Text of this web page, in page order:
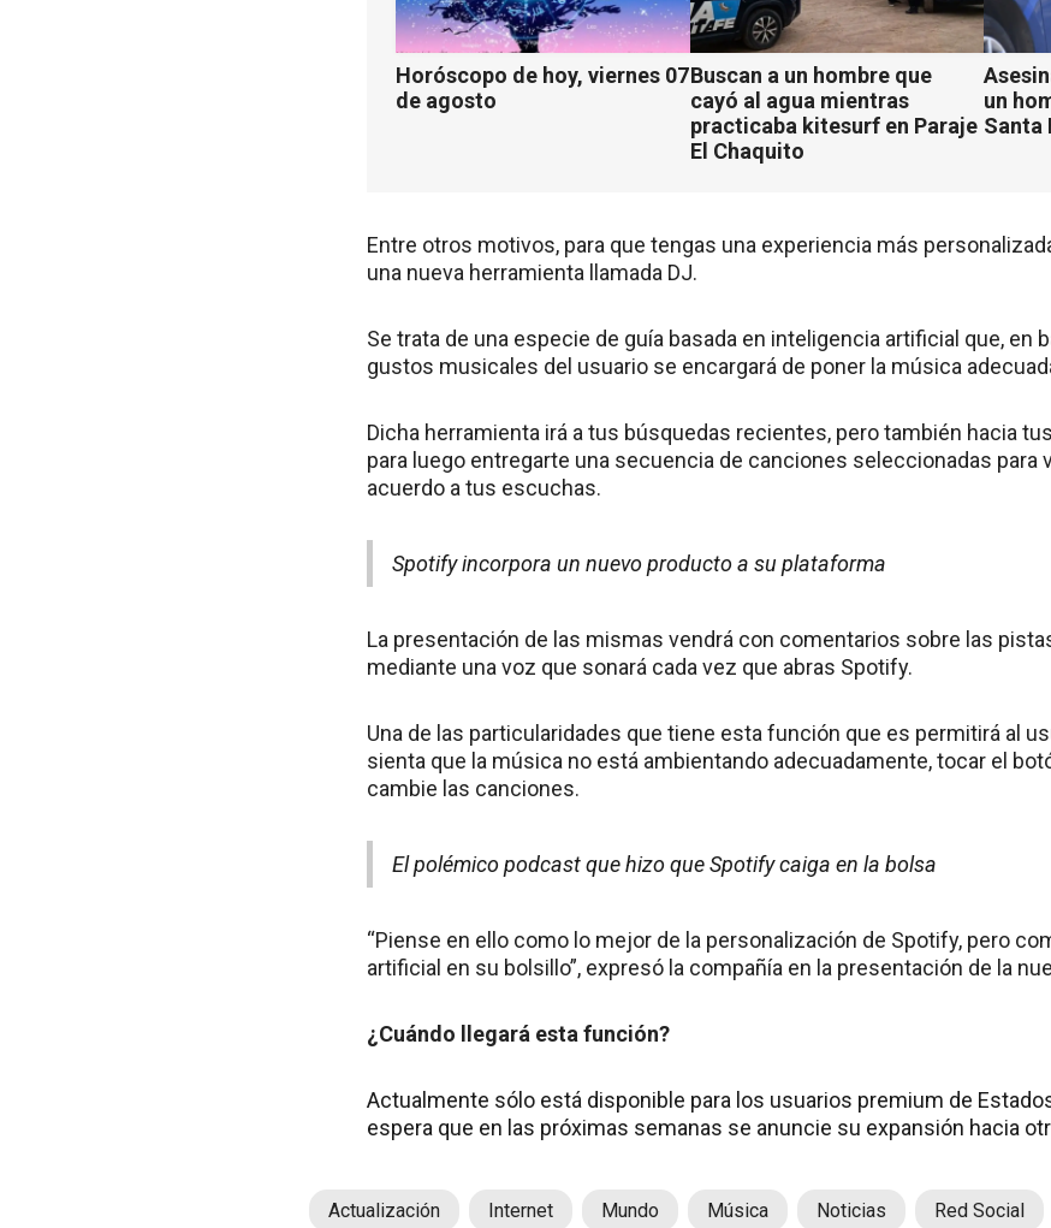
Horóscopo de hoy, viernes 07
de agosto
Buscan a un hombre que
cayó al agua mientras
practicaba kitesurf en Paraje
El Chaquito
un
Santa
Entre otros motivos, para que tengas una experiencia más
una nueva herramienta llamada DJ.
Se trata de una especie de guía basada en inteligencia artificial que, en
gustos musicales del usuario se encargará de poner la música
Dicha herramienta irá a tus búsquedas recientes, pero también hacia
para luego entregarte una secuencia de canciones seleccionadas para
acuerdo a tus escuchas.
Spotify incorpora un nuevo producto a su plataforma
La presentación de las mismas vendrá con comentarios sobre las
mediante una voz que sonará cada vez que abras Spotify.
Una de las particularidades que tiene esta función que es permitirá al
sienta que la música no está ambientando adecuadamente, tocar el
cambie las canciones.
El polémico podcast que hizo que Spotify caiga en la bolsa
“Piense en ello como lo mejor de la personalización de Spotify, pero
artificial en su bolsillo”, expresó la compañía en la presentación de la
¿Cuándo llegará esta función?
Actualmente sólo está disponible para los usuarios premium de
espera que en las próximas semanas se anuncie su expansión hacia
Actualización Internet Mundo Música Noticias Red Social